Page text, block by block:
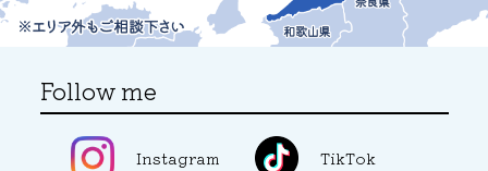
Follow me
Instagram TikTok